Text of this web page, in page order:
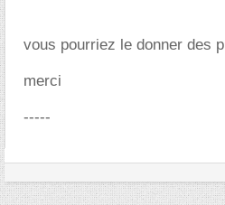
vous pourriez le donner des
merci
-----